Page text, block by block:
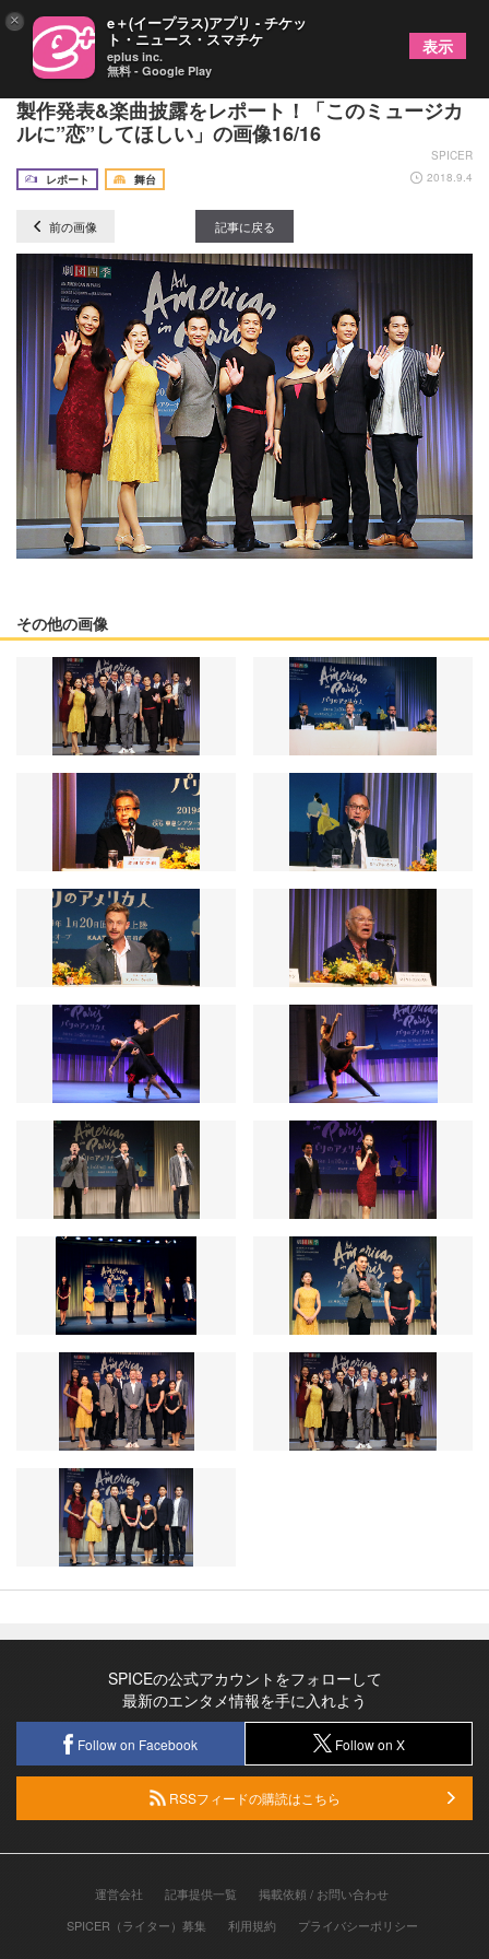
劇団四季の新作ミュージカル『パリのアメリカ人』
製作発表&楽曲披露をレポート！「このミュージカ
ルに”恋”してほしい」の画像16/16
SPICER
レポート
舞台 2018.9.4
前の画像 記事に戻る
その他の画像
SPICEの公式アカウントをフォローして
最新のエンタメ情報を手に入れよう
Follow on Facebook Follow on X
RSSフィードの購読はこちら
運営会社 記事提供一覧
掲載依頼 / お問い合わせ
SPICER（ライター）募集
利用規約 プライバシーポリシー
× e＋(イープラス)アプリ - チケッ
ト・ニュース・スマチケ
eplus inc.
無料 - Google Play
表示